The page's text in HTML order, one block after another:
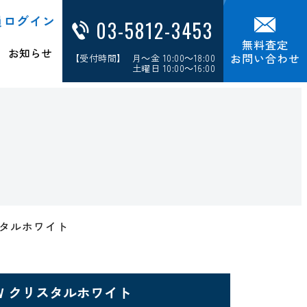
グイン
お知らせ
03-5812-3453
【受付時間】 月～金 10:00～18:00
土曜日 10:00～16:00
無料査定
お問い合わせ
ルホワイト
クリスタルホワイト